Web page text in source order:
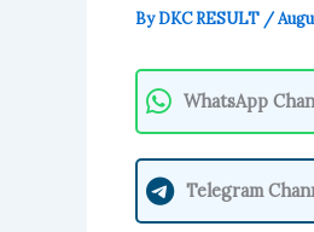
ByDKC RESULT /
WhatsApp
Telegram